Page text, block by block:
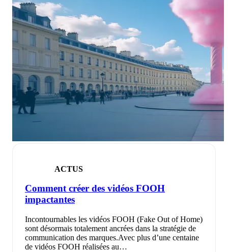
ACTUS
Comment créer des vidéos FOOH
impactantes
Incontournables les vidéos FOOH (Fake Out of Home)
sont désormais totalement ancrées dans la stratégie de
communication des marques.Avec plus d’une centaine
de vidéos FOOH réalisées au…